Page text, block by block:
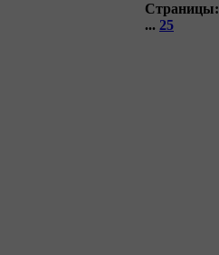
Страницы:
... 25